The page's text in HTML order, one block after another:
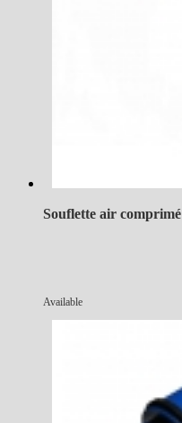
Souflette air comprimé
Available